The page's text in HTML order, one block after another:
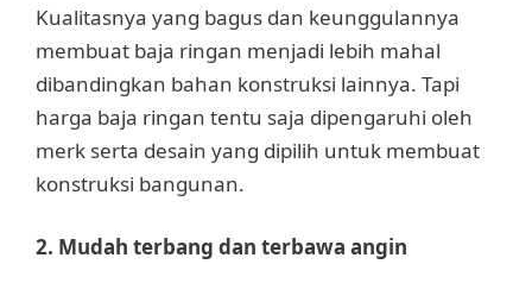
Kualitasnya yang bagus dan keunggulannya
membuat baja ringan menjadi lebih mahal
dibandingkan bahan konstruksi lainnya. Tapi
harga baja ringan tentu saja dipengaruhi oleh
merk serta desain yang dipilih untuk membuat
konstruksi bangunan.
2. Mudah terbang dan terbawa angin